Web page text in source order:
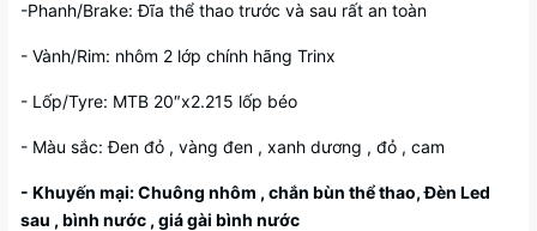
-Phanh/Brake: Đĩa thể thao trước và sau rất an toàn
- Vành/Rim: nhôm 2 lớp chính hãng Trinx
- Lốp/Tyre: MTB 20″x2.215 lốp béo
- Màu sắc: Đen đỏ , vàng đen , xanh dương , đỏ , cam
- Khuyến mại: Chuông nhôm , chắn bùn thể thao, Đèn Led
sau , bình nước , giá gài bình nước